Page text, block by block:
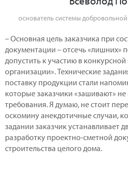
основатель системы
– Основная цель заказчика при
документации – отсечь «лишних»
допустить к участию в
организации». Технические
поставку продукции стали
которые заказчики «зашивают»
требования. Я думаю, не стоит
оскомину анекдотичные случаи,
задании заказчик устанавливает
разработку проектно-сметной
строительства целого дома.